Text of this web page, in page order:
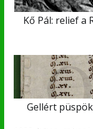
Kő Pál: relief a
Gellért